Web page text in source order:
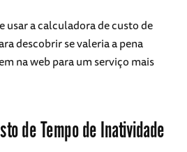
usar a calculadora de custo de
descobrir se valeria a pena
na web para um serviço mais
de Tempo de Inatividade